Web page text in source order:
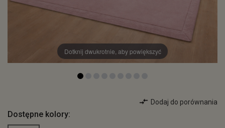
Dotknij dwukrotnie, aby powiększyć
Dodaj do porównania
Dostępne kolory: